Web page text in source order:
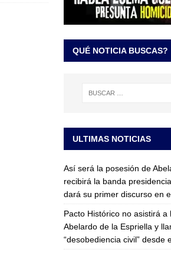
QUÉ NOTICIA BUSCAS?
ULTIMAS NOTICIAS
Así será la posesión de
recibirá la banda
dará su primer discurso en
Pacto Histórico no asistirá a
Abelardo de la Espriella y
“desobediencia civil” desde